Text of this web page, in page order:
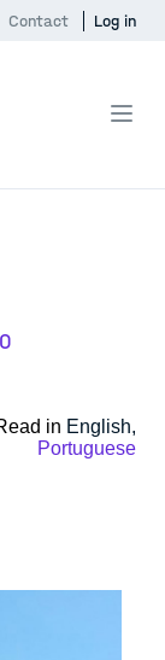
Contact Log in
in English,
Portuguese